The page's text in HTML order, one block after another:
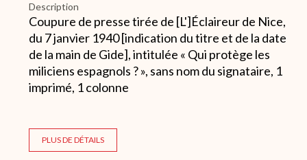
Description
Coupure de presse tirée de [L']Éclaireur de Nice,
du 7 janvier 1940 [indication du titre et de la date
de la main de Gide], intitulée « Qui protège les
miliciens espagnols ? », sans nom du signataire, 1
imprimé, 1 colonne
PLUS DE DÉTAILS